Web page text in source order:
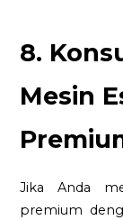
8.
Mesin
Jika Anda
premium